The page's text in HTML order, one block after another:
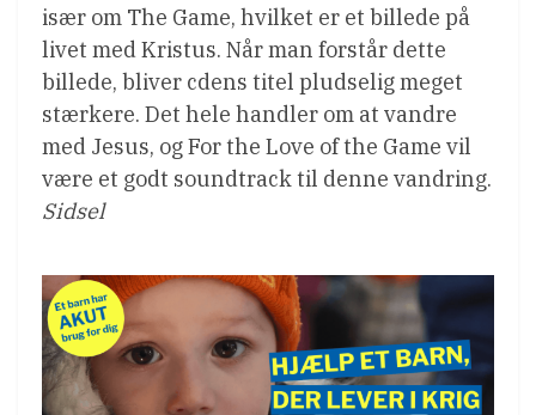
især om The Game, hvilket er et billede på
livet med Kristus. Når man forstår dette
billede, bliver cdens titel pludselig meget
stærkere. Det hele handler om at vandre
med Jesus, og For the Love of the Game vil
være et godt soundtrack til denne vandring.
Sidsel